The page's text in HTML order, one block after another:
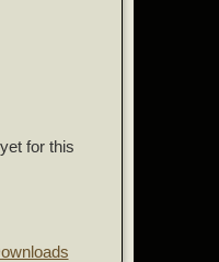
for this